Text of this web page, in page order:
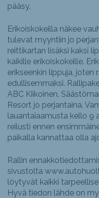
pääsy.
Erikoiskokeilla näkee
tulevat myyntiin jo
reittikartan lisäksi kaksi
kaikille erikoiskokeille.
erikseenkin lippuja, joten
edullisemmaksi.
ABC Kiikoinen,
Resort jo perjantaina.
lauantaiaamusta kello 9
reilusti ennen
paikalla kannattaa olla
Rallin
sivustolta
löytyvät kaikki
Hyvä tiedon lähde on